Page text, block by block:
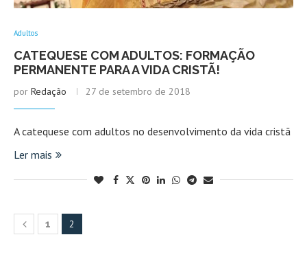
Adultos
CATEQUESE COM ADULTOS: FORMAÇÃO
PERMANENTE PARA A VIDA CRISTÃ!
por Redação 27 de setembro de 2018
A catequese com adultos no desenvolvimento da vida cristã
Ler mais
1 2